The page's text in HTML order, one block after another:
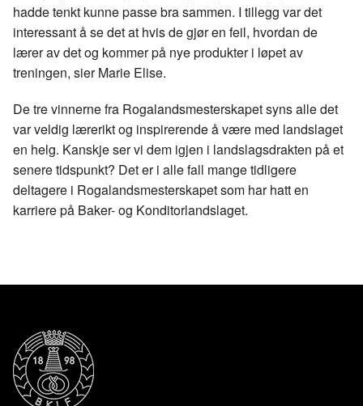
hadde tenkt kunne passe bra sammen. I tillegg var det
interessant å se det at hvis de gjør en feil, hvordan de
lærer av det og kommer på nye produkter i løpet av
treningen, sier Marie Elise.
De tre vinnerne fra Rogalandsmesterskapet syns alle det
var veldig lærerikt og inspirerende å være med landslaget
en helg. Kanskje ser vi dem igjen i landslagsdrakten på et
senere tidspunkt? Det er i alle fall mange tidligere
deltagere i Rogalandsmesterskapet som har hatt en
karriere på Baker- og Konditorlandslaget.